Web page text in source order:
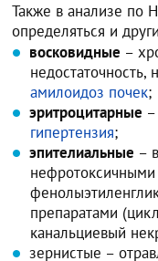
Также в анализе по
определяться и
восковидные –
амилоидоз почек;
эритроцитарные
гипертензия;
эпителиальные –
препаратами
канальциевый
зернистые –